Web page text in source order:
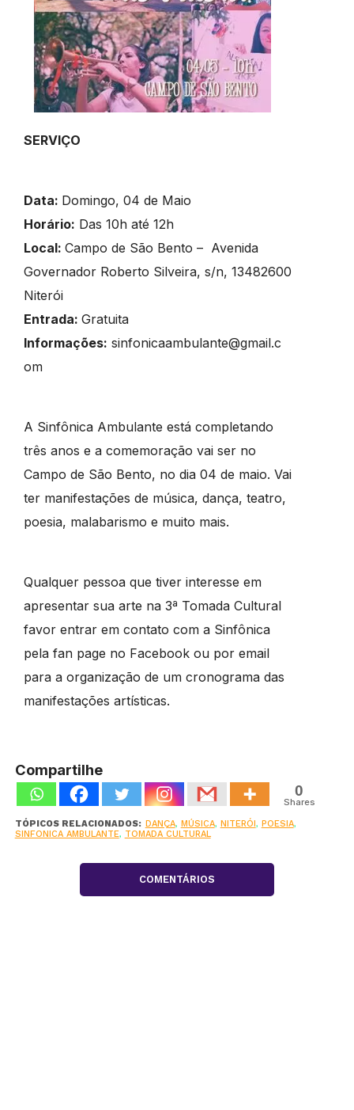
SERVIÇO
Data: Domingo, 04 de Maio
Horário: Das 10h até 12h
Local: Campo de São Bento – Avenida
Governador Roberto Silveira, s/n, 13482600
Niterói
Entrada: Gratuita
Informações: sinfonicaambulante@gmail.c
om
A Sinfônica Ambulante está completando
três anos e a comemoração vai ser no
Campo de São Bento, no dia 04 de maio. Vai
ter manifestações de música, dança, teatro,
poesia, malabarismo e muito mais.
Qualquer pessoa que tiver interesse em
apresentar sua arte na 3ª Tomada Cultural
favor entrar em contato com a Sinfônica
pela fan page no Facebook ou por email
para a organização de um cronograma das
manifestações artísticas.
Compartilhe
0
Shares
TÓPICOS RELACIONADOS: DANÇA, MÚSICA, NITERÓI, POESIA,
SINFONICA AMBULANTE, TOMADA CULTURAL
COMENTÁRIOS